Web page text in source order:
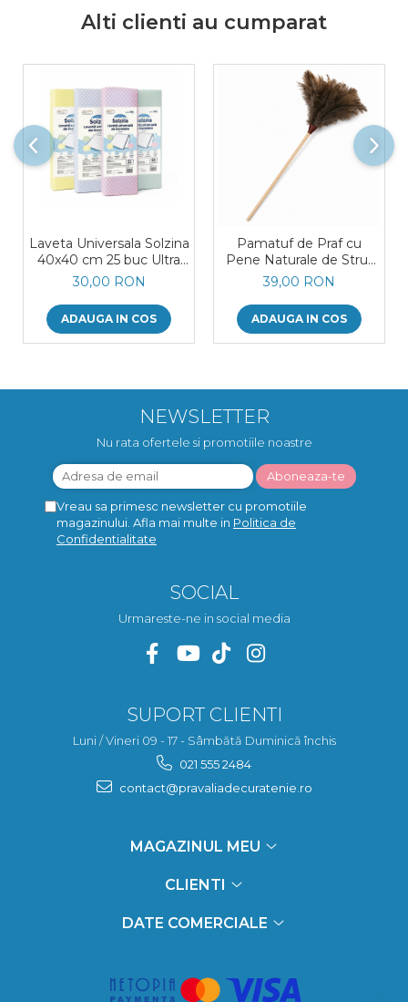
Alti clienti au cumparat
Laveta Universala Solzina
40x40 cm 25 buc Ultra
Absorbante, Rezistente,
Reutilizabile, Fara Scame
Diverse Culori
30,00 RON
ADAUGA IN COS
Pamatuf de Praf cu
Pene Naturale de Strut
Coada Lemn
39,00 RON
ADAUGA IN COS
NEWSLETTER
Nu rata ofertele si promotiile noastre
Vreau sa primesc newsletter cu promotiile
magazinului. Afla mai multe in Politica de
Confidentialitate
SOCIAL
Urmareste-ne in social media
SUPORT CLIENTI
Luni / Vineri 09 - 17 - Sâmbătă Duminică închis
021 555 2484
contact@pravaliadecuratenie.ro
MAGAZINUL MEU
CLIENTI
DATE COMERCIALE